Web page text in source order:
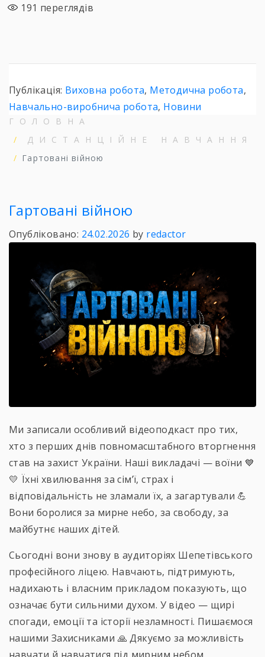
191 переглядів
Публікація: Виховна робота, Методична робота,
Навчально-виробнича робота, Новини
ГОЛОВНА
ДИСТАНЦІЙНЕ НАВЧАННЯ
Гартовані війною
Гартовані війною
Опубліковано: 24.02.2026 by redactor
Ми записали особливий відеоподкаст про тих,
хто з перших днів повномасштабного вторгнення
став на захист України. Наші викладачі — воїни 💙
💛 Їхні хвилювання за сім’ї, страх і
відповідальність не зламали їх, а загартували 💪
Вони боролися за мирне небо, за свободу, за
майбутнє наших дітей.
Сьогодні вони знову в аудиторіях Шепетівського
професійного ліцею. Навчають, підтримують,
надихають і власним прикладом показують, що
означає бути сильними духом. У відео — щирі
спогади, емоції та історії незламності. Пишаємося
нашими Захисниками 🙏 Дякуємо за можливість